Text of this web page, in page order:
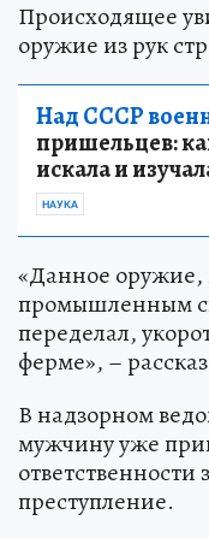
Происходящее
оружие из рук
Над СССР
пришельцев:
искала и
НАУКА
«Данное оружие,
промышленным
переделал,
ферме», –
В надзорном
мужчину уже
ответственности
преступление.